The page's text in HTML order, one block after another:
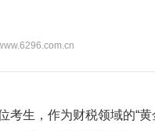
生，作为财税领域的“黄